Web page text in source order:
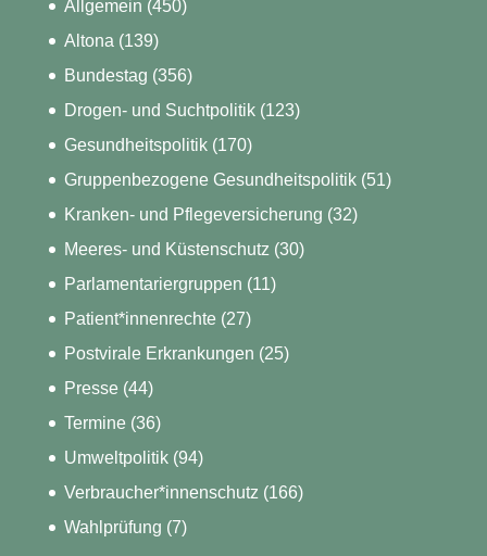
Allgemein (450)
Altona (139)
Bundestag (356)
Drogen- und Suchtpolitik(123)
Gesundheitspolitik(170)
Gruppenbezogene Gesundheitspolitik(51)
Kranken- und Pflegeversicherung (32)
Meeres- und Küstenschutz (30)
Parlamentariergruppen (11)
Patient*innenrechte(27)
Postvirale Erkrankungen (25)
Presse(44)
Termine(36)
Umweltpolitik(94)
Verbraucher*innenschutz (166)
Wahlprüfung (7)